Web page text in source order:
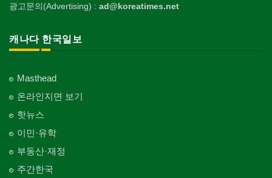
광고문의(Advertising) : ad@koreatimes.net
캐나다 한국일보
Masthead
온라인지면 보기
핫뉴스
이민·유학
부동산·재정
주간한국